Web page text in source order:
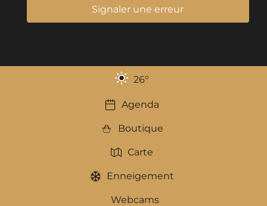
Signaler une erreur
26°
Agenda
Boutique
Carte
Enneigement
Webcams